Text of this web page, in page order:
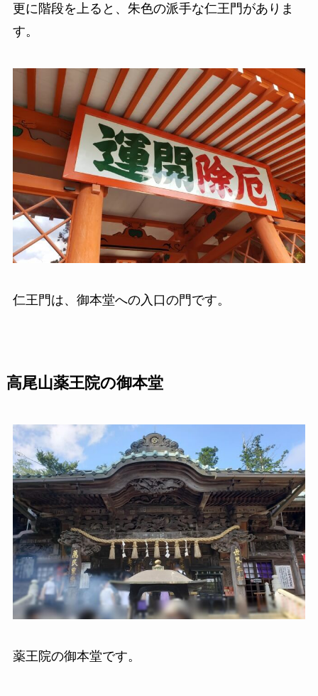
更に階段を上ると、朱色の派手な仁王門がありま
す。
仁王門は、御本堂への入口の門です。
高尾山薬王院の御本堂
薬王院の御本堂です。